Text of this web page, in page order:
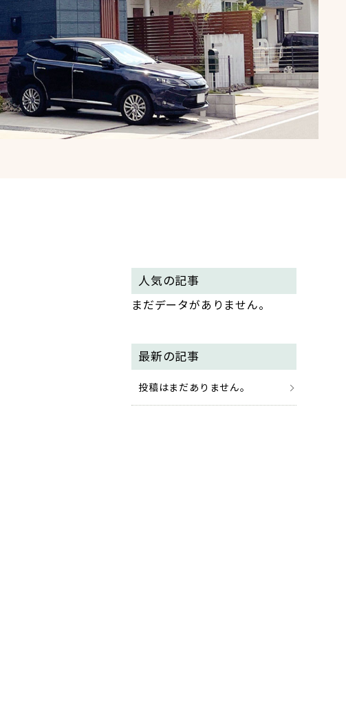
人気の記事
まだデータがありません。
最新の記事
投稿はまだありません。